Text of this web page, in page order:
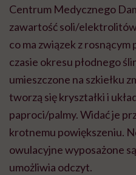
Centrum Medycznego
zawartość soli/
co ma związek z
czasie okresu płodnego
umieszczone na szkiełku
tworzą się kryształki i
paproci/palmy. Widać je
krotnemu powiększeniu.
owulacyjne wyposażone
umożliwia odczyt.